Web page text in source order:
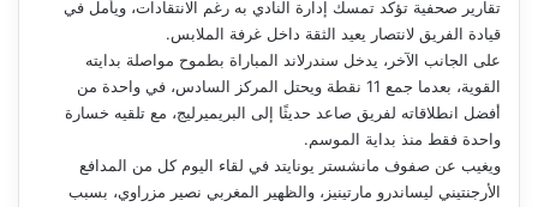
تقارير صحفية تؤكد تمسك إدارة النادي به رغم الانتقادات، ويأمل في
قيادة الفريق لانتصار يعيد الثقة داخل غرفة الملابس.
على الجانب الآخر، يدخل سندرلاند المباراة بطموح مواصلة بدايته
القوية، بعدما جمع 11 نقطة ويحتل المركز السادس، في واحدة من
أفضل انطلاقاته لفريق صاعد حديثًا إلى البريميرليج، مع تلقيه خسارة
واحدة فقط منذ بداية الموسم.
ويغيب عن صفوف مانشستر يونايتد في لقاء اليوم كل من المدافع
الأرجنتيني ليساندرو مارتينيز، والظهير المغربي نصير مزراوي، بسبب